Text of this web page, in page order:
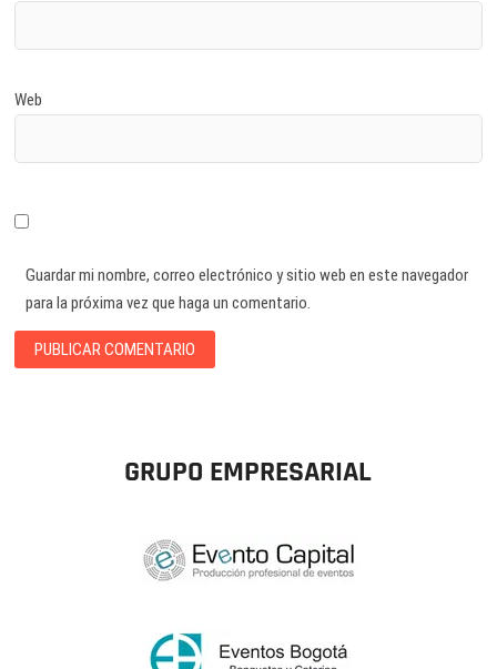
Web
Guardar mi nombre, correo electrónico y sitio web en este navegador
para la próxima vez que haga un comentario.
GRUPO EMPRESARIAL